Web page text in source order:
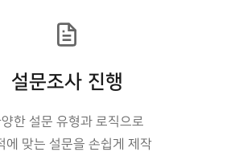
설문조사 진행
한 설문 유형과 로직으로
에 맞는 설문을 손쉽게 제작